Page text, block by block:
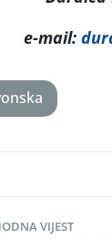
e-mail:
VIJEST